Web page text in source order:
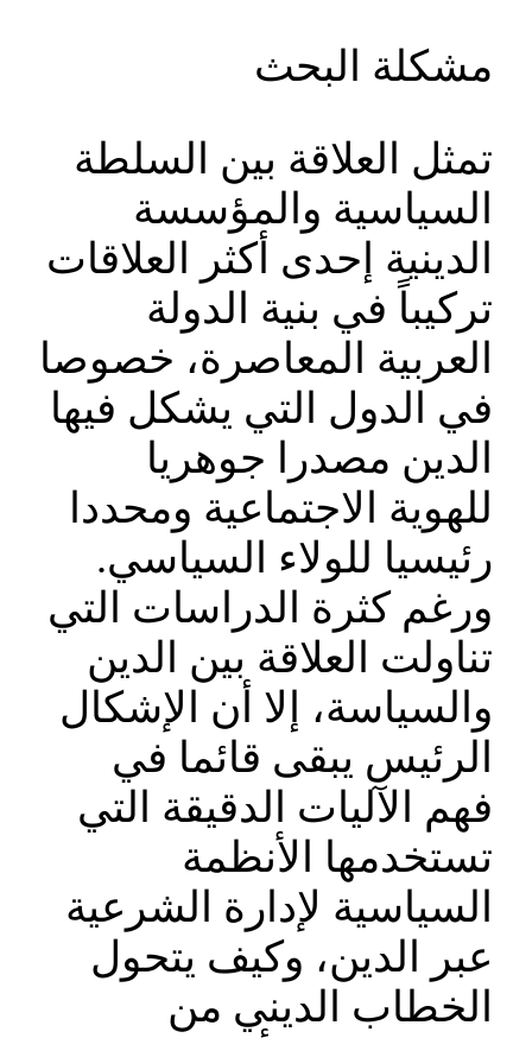
مشكلة البحث
تمثل العلاقة بين السلطة
السياسية والمؤسسة
الدينية إحدى أكثر العلاقات
تركيباً في بنية الدولة
العربية المعاصرة، خصوصا
في الدول التي يشكل فيها
الدين مصدرا جوهريا
للهوية الاجتماعية ومحددا
رئيسيا للولاء السياسي.
ورغم كثرة الدراسات التي
تناولت العلاقة بين الدين
والسياسة، إلا أن الإشكال
الرئيس يبقى قائما في
فهم الآليات الدقيقة التي
تستخدمها الأنظمة
السياسية لإدارة الشرعية
عبر الدين، وكيف يتحول
الخطاب الديني من